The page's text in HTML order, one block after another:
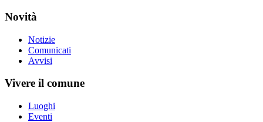
Novità
Notizie
Comunicati
Avvisi
Vivere il comune
Luoghi
Eventi